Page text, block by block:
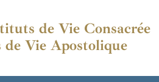
de Vie Consacrée
de Vie Apostolique